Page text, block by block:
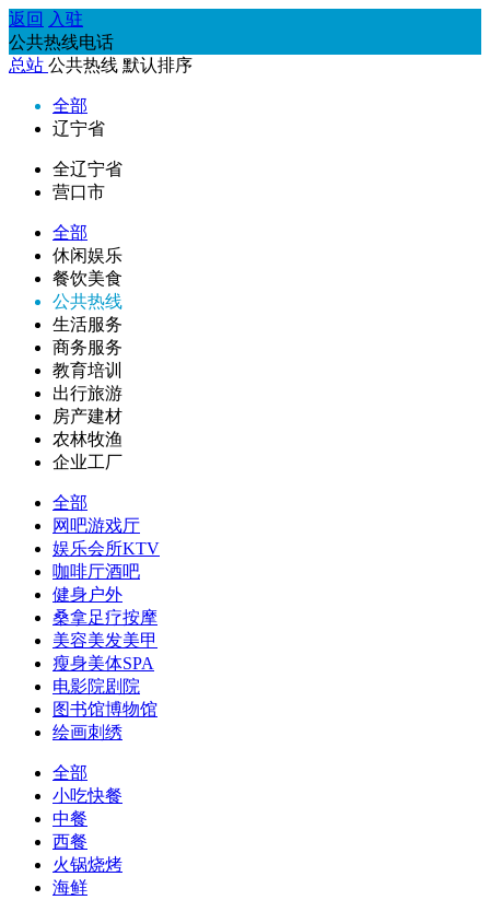
返回 入驻
公共热线电话
总站 公共热线 默认排序
全部
辽宁省
全辽宁省
营口市
全部
休闲娱乐
餐饮美食
公共热线
生活服务
商务服务
教育培训
出行旅游
房产建材
农林牧渔
企业工厂
全部
网吧游戏厅
娱乐会所KTV
咖啡厅酒吧
健身户外
桑拿足疗按摩
美容美发美甲
瘦身美体SPA
电影院剧院
图书馆博物馆
绘画刺绣
全部
小吃快餐
中餐
西餐
火锅烧烤
海鲜